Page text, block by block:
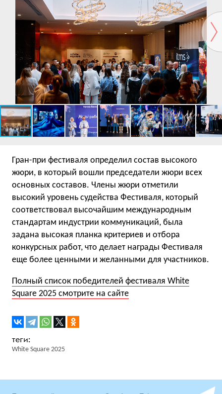
Гран-при фестиваля определил состав высокого
жюри, в который вошли председатели жюри всех
основных составов. Члены жюри отметили
высокий уровень судейства Фестиваля, который
соответствовал высочайшим международным
стандартам индустрии коммуникаций, была
задана высокая планка критериев и отбора
конкурсных работ, что делает награды Фестиваля
еще более ценными и желанными для участников.
Полный список победителей фестиваля White
Square 2025 смотрите на сайте
White Square 2025